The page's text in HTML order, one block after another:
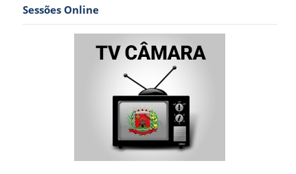
Sessões Online